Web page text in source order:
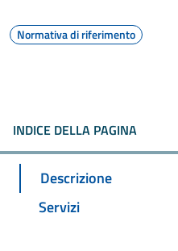
Normativa di riferimento
INDICE DELLA PAGINA
Descrizione
Servizi